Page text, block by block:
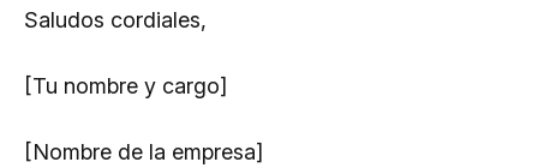
Saludos cordiales,
[Tu nombre y cargo]
[Nombre de la empresa]